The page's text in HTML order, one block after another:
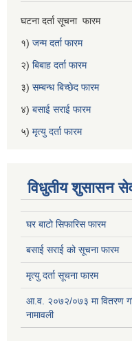
घटना दर्ता सूचना फारम
१) जन्म दर्ता फारम
२) बिबाह दर्ता फारम
३) सम्बन्ध बिच्छेद फारम
४) बसाई सराई फारम
५) मृत्यु दर्ता फारम
विधुतीय शुसासन
घर बाटो सिफारिस फारम
बसाई सराई को सूचना फारम
मृत्यु दर्ता सूचना फारम
आ.व. २०७२/०७३ मा वितरण
नामावली